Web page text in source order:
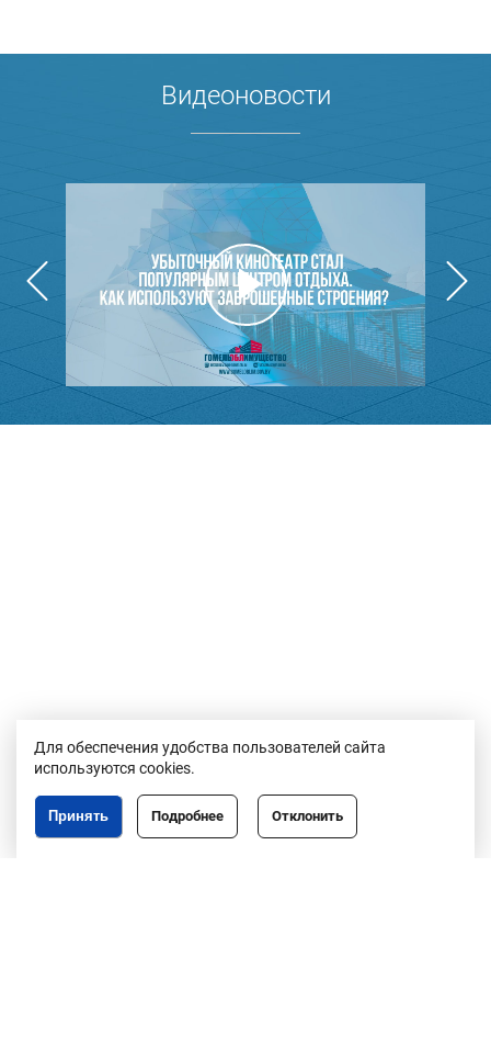
Видеоновости
Для обеспечения удобства пользователей сайта
используются cookies.
Отклонить
Подробнее
Принять